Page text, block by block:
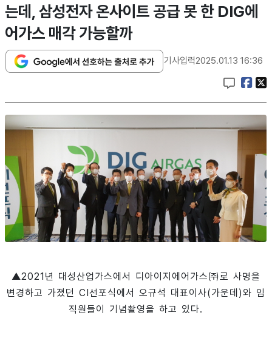
는데, 삼성전자 온사이트 공급 못 한 DIG에
어가스 매각 가능할까
기사입력2025.01.13 16:36
▲2021년 대성산업가스에서 디아이지에어가스㈜로 사명을
변경하고 가졌던 CI선포식에서 오규석 대표이사(가운데)와 임
직원들이 기념촬영을 하고 있다.